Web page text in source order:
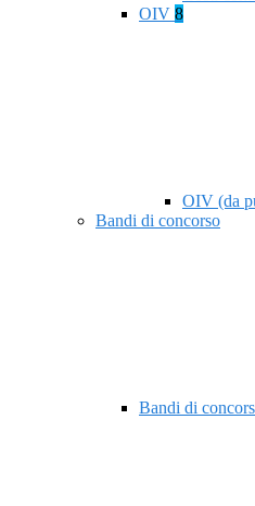
OIV 8
OIV (da
Bandi di concorso
Bandi di